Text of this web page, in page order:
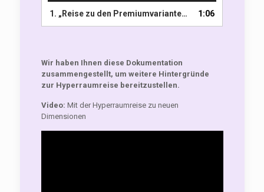
1. „Reise zu den Premiumvarianten“ — GERARDO LAEMPE
1:06
Wir haben Ihnen diese Dokumentation
zusammengestellt, um weitere Hintergründe
zur Hyperraumreise bereitzustellen.
Video: Mit der Hyperraumreise zu neuen
Dimensionen